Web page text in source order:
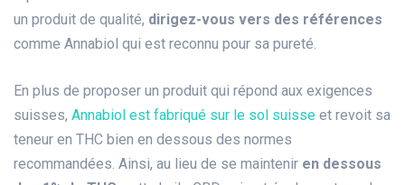
un produit de qualité, dirigez-vous vers des références
comme Annabiol qui est reconnu pour sa pureté.
En plus de proposer un produit qui répond aux exigences
suisses, Annabiol est fabriqué sur le sol suisse et revoit sa
teneur en THC bien en dessous des normes
recommandées. Ainsi, au lieu de se maintenir en dessous